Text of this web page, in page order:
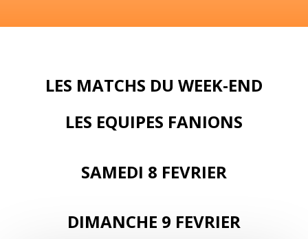
LES MATCHS DU WEEK-END
LES EQUIPES FANIONS
SAMEDI 8 FEVRIER
DIMANCHE 9 FEVRIER